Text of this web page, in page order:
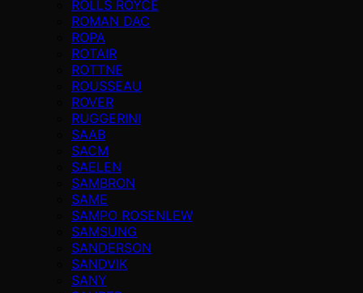
ROLLS ROYCE
ROMAN DAC
ROPA
ROTAIR
ROTTNE
ROUSSEAU
ROVER
RUGGERINI
SAAB
SACM
SAELEN
SAMBRON
SAME
SAMPO ROSENLEW
SAMSUNG
SANDERSON
SANDVIK
SANY